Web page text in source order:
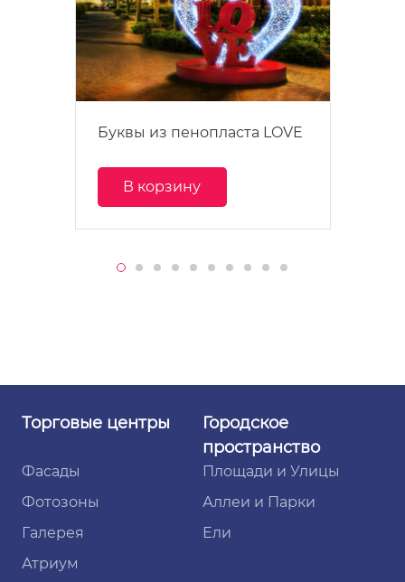
Буквы из пенопласта LOVE
В корзину
Торговые центры
Фасады
Фотозоны
Галерея
Атриум
Городское
пространство
Площади и Улицы
Аллеи и Парки
Ели